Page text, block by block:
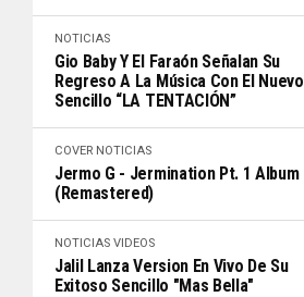
NOTICIAS
Gio Baby Y El Faraón Señalan Su
Regreso A La Música Con El Nuevo
Sencillo “LA TENTACIÓN”
COVER NOTICIAS
Jermo G - Jermination Pt. 1 Album
(Remastered)
NOTICIAS VIDEOS
Jalil Lanza Version En Vivo De Su
Exitoso Sencillo "Mas Bella"